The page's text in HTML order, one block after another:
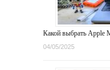
Какой выбрать Apple
04/05/2025